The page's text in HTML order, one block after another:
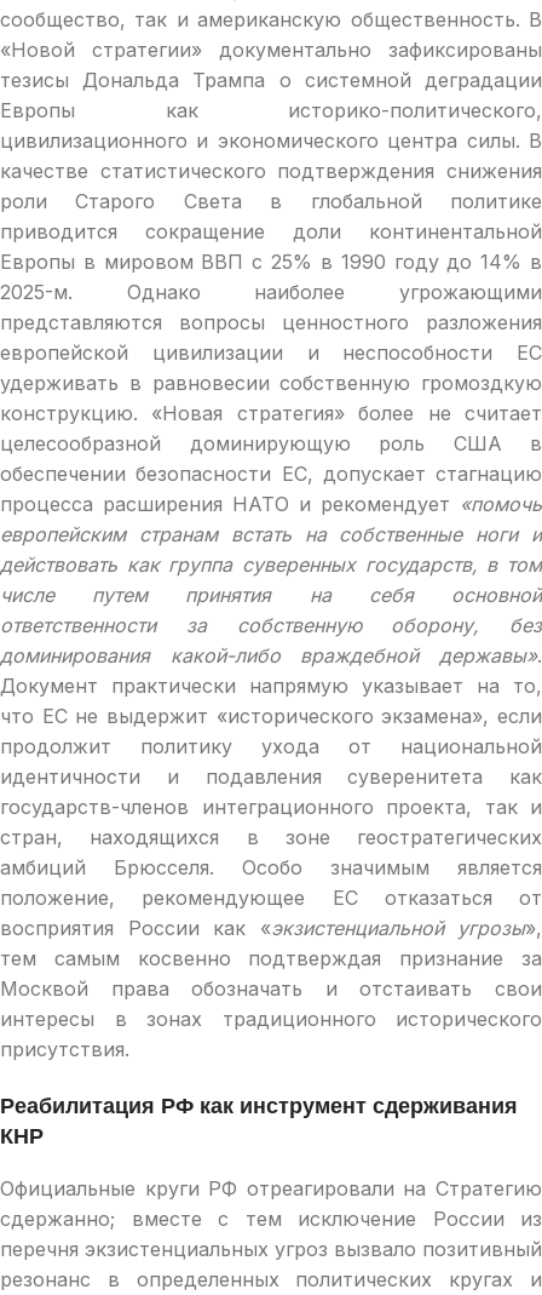
сообщество, так и американскую общественность. В
«Новой стратегии» документально зафиксированы
тезисы Дональда Трампа о системной деградации
Европы как историко-политического,
цивилизационного и экономического центра силы. В
качестве статистического подтверждения снижения
роли Старого Света в глобальной политике
приводится сокращение доли континентальной
Европы в мировом ВВП с 25% в 1990 году до 14% в
2025-м. Однако наиболее угрожающими
представляются вопросы ценностного разложения
европейской цивилизации и неспособности ЕС
удерживать в равновесии собственную громоздкую
конструкцию. «Новая стратегия» более не считает
целесообразной доминирующую роль США в
обеспечении безопасности ЕС, допускает стагнацию
процесса расширения НАТО и рекомендует «помочь
европейским странам встать на собственные ноги и
действовать как группа суверенных государств, в том
числе путем принятия на себя основной
ответственности за собственную оборону, без
доминирования какой-либо враждебной державы».
Документ практически напрямую указывает на то,
что ЕС не выдержит «исторического экзамена», если
продолжит политику ухода от национальной
идентичности и подавления суверенитета как
государств-членов интеграционного проекта, так и
стран, находящихся в зоне геостратегических
амбиций Брюсселя. Особо значимым является
положение, рекомендующее ЕС отказаться от
восприятия России как «экзистенциальной угрозы»,
тем самым косвенно подтверждая признание за
Москвой права обозначать и отстаивать свои
интересы в зонах традиционного исторического
присутствия.
Реабилитация РФ как инструмент сдерживания
КНР
Официальные круги РФ отреагировали на Стратегию
сдержанно; вместе с тем исключение России из
перечня экзистенциальных угроз вызвало позитивный
резонанс в определенных политических кругах и